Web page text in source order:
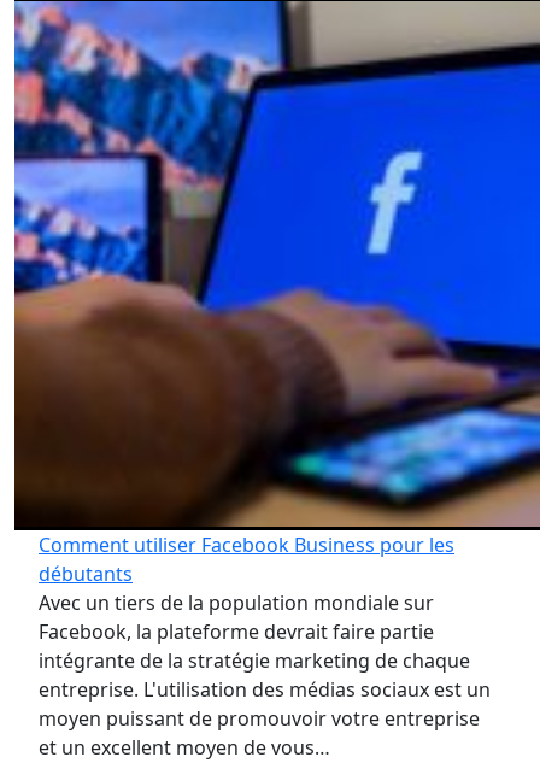
Comment utiliser Facebook Business pour les
débutants
Avec un tiers de la population mondiale sur
Facebook, la plateforme devrait faire partie
intégrante de la stratégie marketing de chaque
entreprise. L'utilisation des médias sociaux est un
moyen puissant de promouvoir votre entreprise
et un excellent moyen de vous…